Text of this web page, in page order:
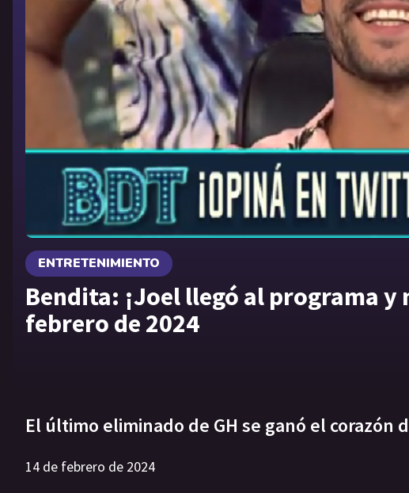
ENTRETENIMIENTO
Bendita: ¡Joel llegó al programa
febrero de 2024
El último eliminado de GH se ganó el corazón
14 de febrero de 2024